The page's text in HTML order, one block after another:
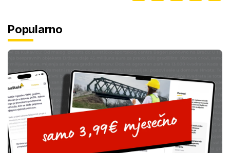
Popularno